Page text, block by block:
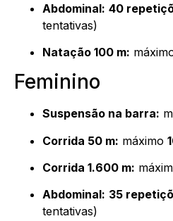
Abdominal: 40
tentativas)
Natação 100 m:
Feminino
Suspensão na barra:
Corrida 50 m: máximo
Corrida 1.600 m:
Abdominal: 35
tentativas)